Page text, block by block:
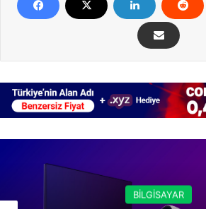
BİLGİSAYAR